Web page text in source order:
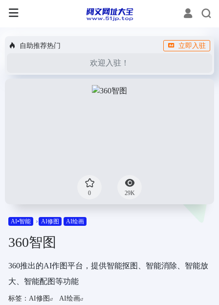
自助推荐热门 立即入驻
欢迎入驻！
0 29K
AI•智能 AI修图 AI绘画
360智图
360推出的AI作图平台，提供智能抠图、智能消除、智能放
大、智能配图等功能
标签： AI修图 AI绘画